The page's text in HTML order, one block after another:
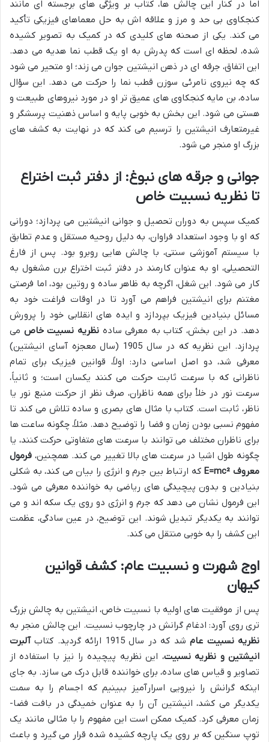
اما در کنار این چالش ها، کتاب بر ویژگی های برجسته ای مانند
کنجکاوی بی حد و مرز و علاقه اش به حل معماهای فیزیکی تأکید
می کند. یکی از صحنه های کلیدی که در کمیک به تصویر کشیده
شده، لحظه ای است که پدرش به او یک قطب نما هدیه می دهد.
این اتفاق، جرقه ای در ذهن انیشتین جوان می زند؛ او متحیر می شود
که چه نیروی نامرئی سوزن قطب نما را حرکت می دهد. این سؤال
ساده، بن مایه کنجکاوی های عمیق تر او در مورد نیروهای طبیعت و
هستی می شود. این بخش به خوبی پایه و اساس ذهنیت پرسشگر و
غیرمتعارف انیشتین را ترسیم می کند که در نهایت به کشف های
بزرگ او منجر می شود.
جوانی و جرقه های نبوغ: از دفتر ثبت اختراع
تا نظریه نسبیت خاص
کمیک سپس به دوران تحصیل و جوانی انیشتین می پردازد؛ دورانی
که او با وجود استعداد فراوان، به دلیل روحیه مستقل و عدم تطابق
با سیستم آموزشی سنتی، با چالش هایی روبرو بود. پس از فارغ
التحصیلی، او به عنوان کارمند در دفتر ثبت اختراع برن مشغول به
کار می شود. این شغل، اگرچه به ظاهر ساده و روتین بود، اما فرصتی
مغتنم برای انیشتین فراهم می آورد تا در اوقات فراغت خود به
مسائل بنیادین فیزیک بپردازد و ایده های انقلابی خود را پرورش
دهد. در این بخش، کتاب به معرفی سادهنظریه نسبیت خاص می
پردازد. این نظریه که در سال 1905 (سال معجزه آسای انیشتین)
معرفی شد، دو اصل اساسی دارد: اولاً، قوانین فیزیک برای تمام
ناظرانی که با سرعت ثابت حرکت می کنند یکسان است؛ و ثانیاً،
سرعت نور در خلأ برای همه ناظران، صرف نظر از حرکت منبع نور یا
ناظر، ثابت است. کتاب با مثال های بصری و ساده تلاش می کند تا
مفهوم نسبی بودن زمان و فضا را توضیح دهد. مثلاً، چگونه ساعت ها
برای ناظران مختلف می توانند با سرعت های متفاوتی حرکت کنند، یا
چگونه طول اشیا در سرعت های بالا تغییر می کند. همچنین، فرمول
معروف E=mc²
که ارتباط بین جرم و انرژی را بیان می کند، به شکلی
بنیادین و بدون پیچیدگی های ریاضی به خواننده معرفی می شود.
این فرمول نشان می دهد که جرم و انرژی دو روی یک سکه اند و می
توانند به یکدیگر تبدیل شوند. این توضیح، در عین سادگی، عظمت
این کشف را به خوبی منتقل می کند.
اوج شهرت و نسبیت عام: کشف قوانین
کیهان
پس از موفقیت های اولیه با نسبیت خاص، انیشتین به چالش بزرگ
تری روی آورد: ادغام گرانش در چارچوب نسبیت. این چالش منجر به
نظریه نسبیت عامشد که در سال 1915 ارائه گردید. کتاب
آلبرت
انیشتین و نظریه نسبیت، این نظریه پیچیده را نیز با استفاده از
تصاویر و قیاس های ساده، برای خواننده قابل درک می سازد. به جای
اینکه گرانش را نیرویی اسرارآمیز ببینیم که اجسام را به سمت
یکدیگر می کشد، انیشتین آن را به عنوان خمیدگی در بافت فضا-
زمان معرفی کرد. کمیک ممکن است این مفهوم را با مثالی مانند یک
توپ سنگین که بر روی یک پارچه کشیده شده قرار می گیرد و باعث